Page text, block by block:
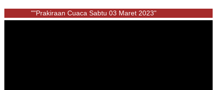
""Prakiraan Cuaca Sabtu 03 Maret 2023"